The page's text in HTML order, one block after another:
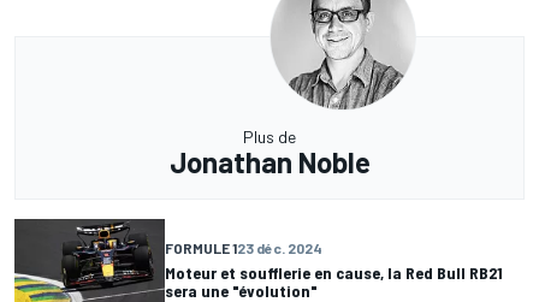
Plus de
Jonathan Noble
FORMULE 123 déc. 2024
Moteur et soufflerie en cause, la Red Bull RB21
sera une "évolution"